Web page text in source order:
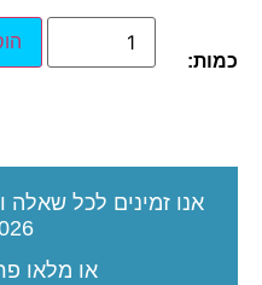
כמות:
אנו זמינים לכל שאלה
או מלאו